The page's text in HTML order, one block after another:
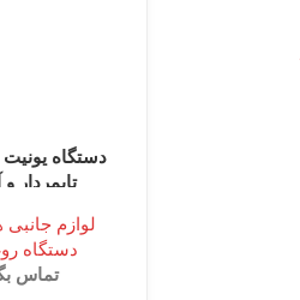
دستگاه
تایمردار و
لوازم
دستگاه
تماس